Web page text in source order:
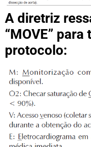
A diretriz
“MOVE” para
protocolo: